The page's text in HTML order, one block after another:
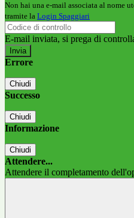
Non hai una e-mail associata al nome
tramite la Login Spaggiari
E-mail inviata, si prega di
Errore
Chiudi
Successo
Chiudi
Informazione
Chiudi
Attendere...
Attendere il completamento